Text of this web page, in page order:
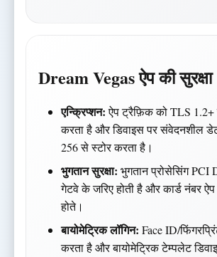
Dream Vegas ऐप की सुरक्षा
एन्क्रिप्शन:ऐप ट्रैफ़िक को TLS 1.2+
करता है और डिवाइस पर संवेदनशील
256 से स्टोर करता है।
भुगतान सुरक्षा: भुगतान प्रोसेसिंग
गेटवे के जरिए होती है और कार्ड नंबर
होते।
बायोमेट्रिक लॉगिन: Face ID/
करता है और बायोमेट्रिक टेम्पलेट